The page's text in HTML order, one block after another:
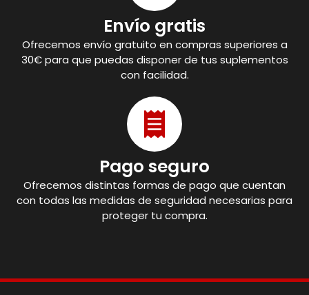
Envío gratis
Ofrecemos envío gratuito en compras superiores a
30€ para que puedas disponer de tus suplementos
con facilidad.
Pago seguro
Ofrecemos distintas formas de pago que cuentan
con todas las medidas de seguridad necesarias para
proteger tu compra.